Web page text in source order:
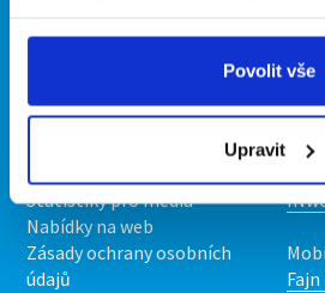
Povolit vše
Upravit
O portálu
O nás
Statistiky pro média
Nabídky na web
Zásady ochrany osobních
údajů